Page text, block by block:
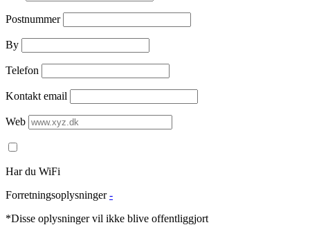
Postnummer
By
Telefon
Kontakt email
Web
Har du WiFi
Forretningsoplysninger -
*Disse oplysninger vil ikke blive offentliggjort